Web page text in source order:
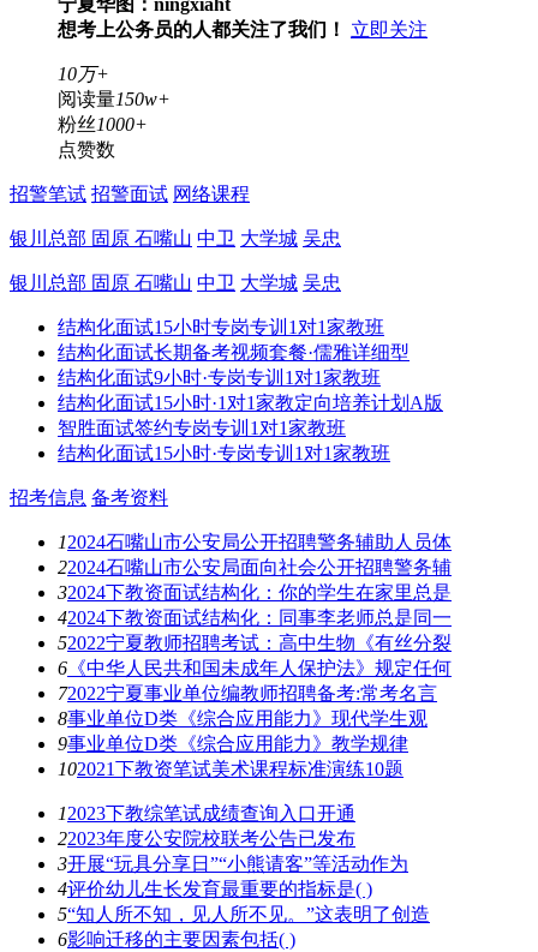
想考上公务员的人都关注了我们！
立即关注
10万+
阅读量150w+
粉丝1000+
点赞数
招警笔试 招警面试 网络课程
银川总部 固原 石嘴山 中卫 大学城 吴忠
银川总部 固原 石嘴山 中卫 大学城 吴忠
结构化面试15小时专岗专训1对1家教班
结构化面试长期备考视频套餐·儒雅详细型
结构化面试9小时·专岗专训1对1家教班
结构化面试15小时·1对1家教定向培养计划A版
智胜面试签约专岗专训1对1家教班
结构化面试15小时·专岗专训1对1家教班
招考信息 备考资料
12024石嘴山市公安局公开招聘警务辅助人员体
22024石嘴山市公安局面向社会公开招聘警务辅
32024下教资面试结构化：你的学生在家里总是
42024下教资面试结构化：同事李老师总是同一
52022宁夏教师招聘考试：高中生物《有丝分裂
6 《中华人民共和国未成年人保护法》规定任何
72022宁夏事业单位编教师招聘备考:常考名言
8事业单位D类《综合应用能力》现代学生观
9事业单位D类《综合应用能力》教学规律
102021下教资笔试美术课程标准演练10题
12023下教综笔试成绩查询入口开通
22023年度公安院校联考公告已发布
3开展“玩具分享日”“小熊请客”等活动作为
4评价幼儿生长发育最重要的指标是( )
5“知人所不知，见人所不见。”这表明了创造
6影响迁移的主要因素包括( )